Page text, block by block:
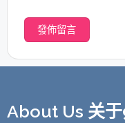
About Us 关